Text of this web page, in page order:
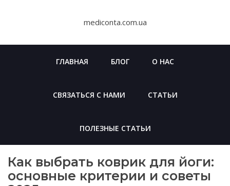
mediconta.com.ua
ГЛАВНАЯ БЛОГ О НАС
СВЯЗАТЬСЯ С НАМИ СТАТЬИ
ПОЛЕЗНЫЕ СТАТЬИ
Как выбрать коврик для йоги:
основные критерии и советы